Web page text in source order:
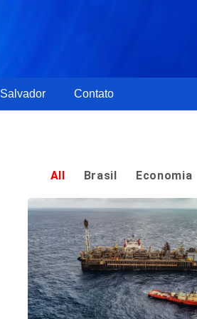
Salvador Contato
All Brasil Economia